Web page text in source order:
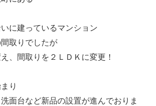
に建っているマンション
取りでしたが
、間取りを２ＬＤＫに変更！
り
面台など新品の設置が進んでおりま